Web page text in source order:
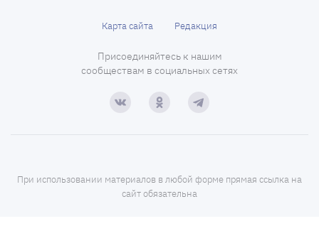
Карта сайта Редакция
Присоединяйтесь к нашим
сообществам в социальных сетях
При использовании материалов в любой форме прямая ссылка на
сайт обязательна